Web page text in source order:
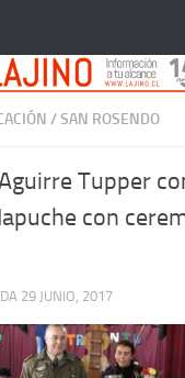
/SAN ROSENDO
Tupper
con
29 JUNIO, 2017